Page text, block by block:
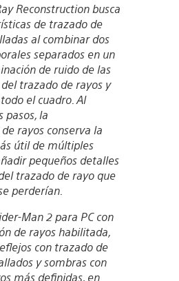
Reconstruction busca
de trazado de
al combinar dos
separados en un
de ruido de las
trazado de rayos y
el cuadro. Al
pasos, la
rayos conserva la
útil de múltiples
pequeños detalles
trazado de rayo que
perderían.
Man 2 para PC con
de rayos habilitada,
con trazado de
y sombras con
más definidas, en